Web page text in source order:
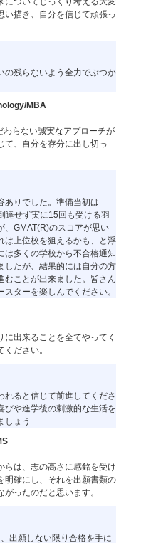
い描き、自分を信じて頑張っ
の残らないよう全力でぶつか
MBA
わらない誠実なアプローチが
て、自分を存分に出し切っ
ありでした。準備当初は
達せず実に15回も受ける羽
、GMAT(R)のスコアが思い
は上位校を狙えるかも、と浮
は多くの学校から不合格通知
したが、結果的には自分の方
ことが出来ました。皆さん
ターを楽しんでください。
に出来ることを全てやってく
ださい。
れると信じて前進してくださ
びや進学後の刺激的な生活を
しょう
らは、志の高さに感銘を受け
明確にし、それを出願書類の
ったのだと思います。
出願しない限り合格を手に